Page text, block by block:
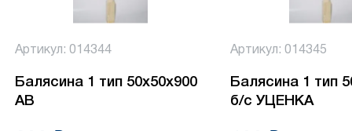
Артикул: 014344
Балясина 1 тип 50х50х900
АВ
Артикул: 014345
Балясина 1 тип
б/с УЦЕНКА